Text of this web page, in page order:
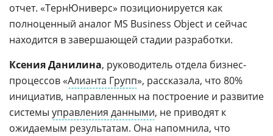
отчет. «ТернЮниверс» позиционируется как
полноценный аналог MS Business Object и сейчас
находится в завершающей стадии разработки.
Ксения Данилина, руководитель отдела бизнес-
процессов «Алианта Групп», рассказала, что 80%
инициатив, направленных на построение и развитие
системы управления данными, не приводят к
ожидаемым результатам. Она напомнила, что